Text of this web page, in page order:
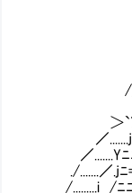
∨j. . |
∨:| j)i
ｙ＿Y
フ／
/_/
y'iﾆﾆ
＞`7=|ﾆ７
／.......jﾆ
／.......Yﾆﾆ
./.......／.jﾆ
/.........i /ﾆﾆ